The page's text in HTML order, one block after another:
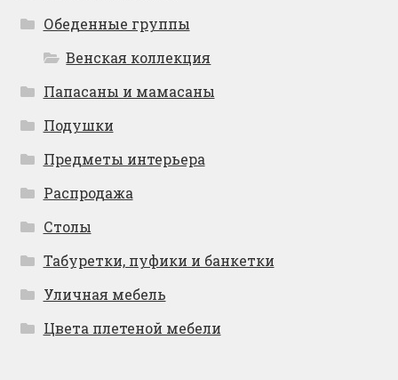
Обеденные группы
Венская коллекция
Папасаны и мамасаны
Подушки
Предметы интерьера
Распродажа
Столы
Табуретки, пуфики и банкетки
Уличная мебель
Цвета плетеной мебели